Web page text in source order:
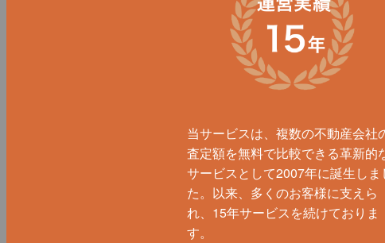
当サービスは、複数の不動産会社
査定額を無料で比較できる革新的
サービスとして2007年に誕生しま
た。以来、多くのお客様に支えら
れ、15年サービスを続けておりま
す。